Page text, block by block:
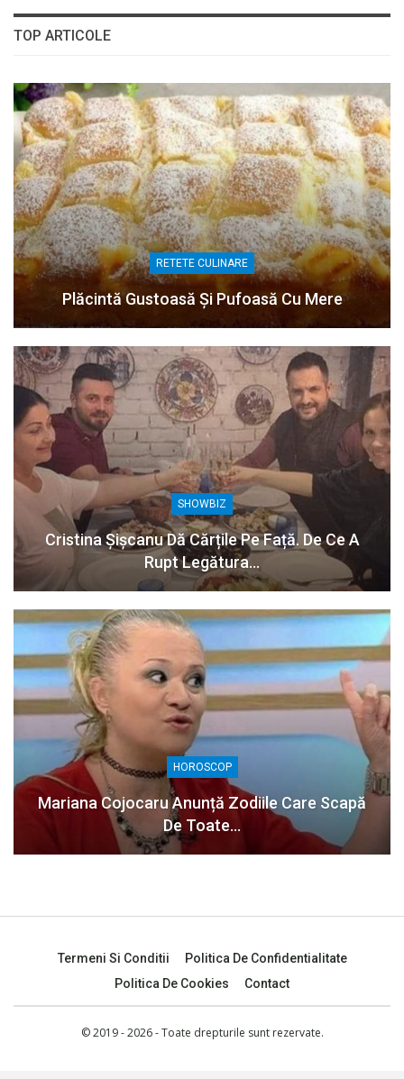
TOP ARTICOLE
RETETE CULINARE
Plăcintă Gustoasă Și Pufoasă Cu Mere
SHOWBIZ
Cristina Șișcanu Dă Cărțile Pe Față. De Ce A
Rupt Legătura…
HOROSCOP
Mariana Cojocaru Anunță Zodiile Care Scapă
De Toate…
Termeni Si Conditii
Politica De Confidentialitate
Politica De Cookies
Contact
© 2019 - 2026 - Toate drepturile sunt rezervate.